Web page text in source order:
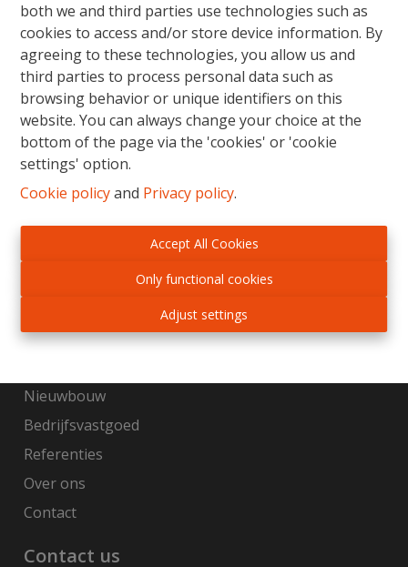
both we and third parties use technologies such as
cookies to access and/or store device information. By
agreeing to these technologies, you allow us and
third parties to process personal data such as
browsing behavior or unique identifiers on this
website. You can always change your choice at the
bottom of the page via the 'cookies' or 'cookie
settings' option.
Cookie policyand Privacy policy.
Accept All Cookies
Only functional cookies
Adjust settings
Ons verkoopsteam staat u bij met raad en daad
voor de aankoop, verkoop, huur of verhuur van
vastgoed. Wij begeleiden u van begin tot einde,
van schatting tot notarieel schrijven en het in
orde brengen van alle administratieve
formaliteiten. Wij adviseren en onderhandelen
met beide partijen, zodat elke vastgoedzaak in
een mum van tijd kan worden beklonken.
Gratis schatting
Te koop
Nieuwbouw
Bedrijfsvastgoed
Referenties
Over ons
Contact
Contact us